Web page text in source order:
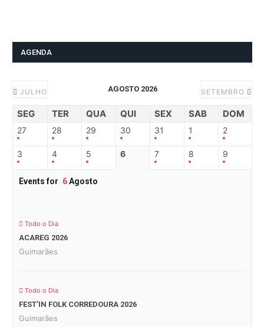
AGENDA
JULHO AGOSTO 2026 SETEMBRO
SEG TER QUA QUI SEX SAB DOM
27 28 29 30 31 1 2
3 4 5 6 7 8 9
Events for 6Agosto
Todo o Dia
ACAREG 2026
Guimarães
Todo o Dia
FEST’IN FOLK CORREDOURA 2026
Guimarães